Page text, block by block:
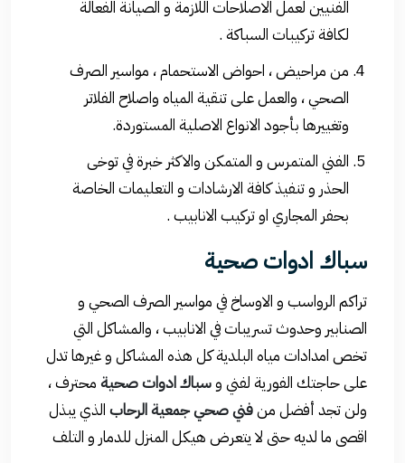
الفنيين لعمل الاصلاحات اللازمة و الصيانة الفعالة
لكافة تركيبات السباكة .
من مراحيض ، احواض الاستحمام ، مواسير الصرف
الصحي ، والعمل على تنقية المياه واصلاح الفلاتر
وتغييرها بأجود الانواع الاصلية المستوردة.
الفني المتمرس و المتمكن والاكثر خبرة في توخى
الحذر و تنفيذ كافة الارشادات و التعليمات الخاصة
بحفر المجاري او تركيب الانابيب .
سباك ادوات صحية
تراكم الرواسب و الاوساخ في مواسير الصرف الصحي و
الصنابير وحدوث تسريبات في الانابيب ، والمشاكل التي
تخص امدادات مياه البلدية كل هذه المشاكل و غيرها تدل
على حاجتك الفورية لفني وسباك ادوات صحية محترف ،
ولن تجد أفضل منفني صحي جمعية الرحاب الذي يبذل
اقصى ما لديه حتى لا يتعرض هيكل المنزل للدمار و التلف